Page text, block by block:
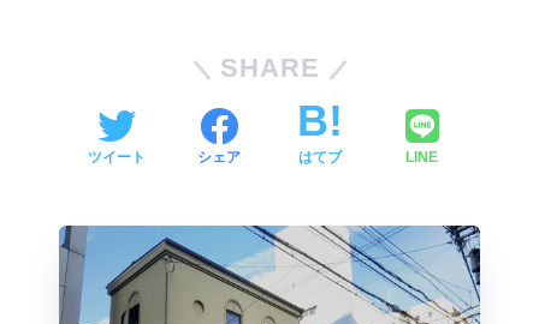
SHARE
ツイート シェア はてブ LINE